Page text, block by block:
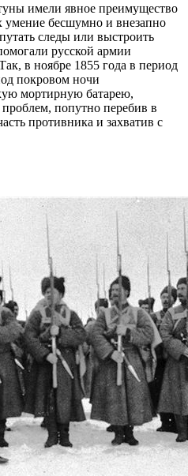
имели явное преимущество
умение бесшумно и внезапно
следы или выстроить
русской армии
в ноябре 1855 года в период
покровом ночи
мортирную батарею,
попутно перебив в
противника и захватив с